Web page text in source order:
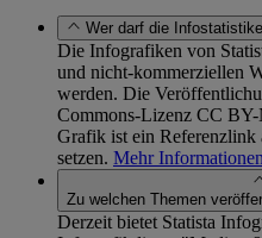
Wer darf die
Die Infografiken von
und nicht-kommerziellen
werden. Die
Commons-Lizenz CC
Grafik ist ein
setzen. Mehr Informationen
Zu welchen Themen
Derzeit bietet Statista